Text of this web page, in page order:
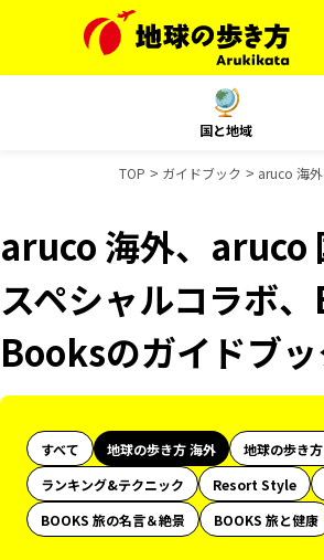
国と地域
TOP ガイドブック aruco 海
aruco 海外、aruco
スペシャルコラボ
Booksのガイドブ
すべて 地球の歩き方 海外 地球の歩き方
ランキング&テクニック
Resort Style
BOOKS 旅の名言＆絶景
BOOKS 旅と健康